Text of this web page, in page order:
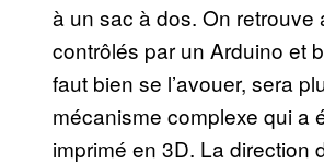
à un sac à dos. On
contrôlés par un Arduino et
faut bien se l’avouer, sera
mécanisme complexe qui a
imprimé en 3D. La direction